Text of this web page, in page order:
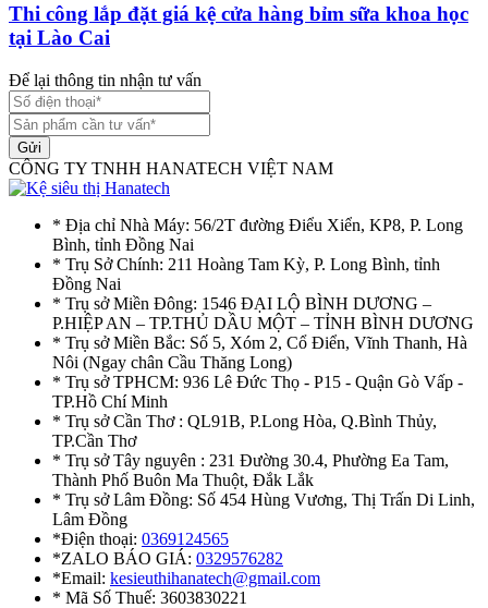
Thi công lắp đặt giá kệ cửa hàng bỉm sữa khoa học
tại Lào Cai
Để lại thông tin nhận tư vấn
Gửi
CÔNG TY TNHH HANATECH VIỆT NAM
* Địa chỉ Nhà Máy: 56/2T đường Điểu Xiển, KP8, P. Long
Bình, tỉnh Đồng Nai
* Trụ Sở Chính: 211 Hoàng Tam Kỳ, P. Long Bình, tỉnh
Đồng Nai
* Trụ sở Miền Đông: 1546 ĐẠI LỘ BÌNH DƯƠNG –
P.HIỆP AN – TP.THỦ DẦU MỘT – TỈNH BÌNH DƯƠNG
* Trụ sở Miền Bắc: Số 5, Xóm 2, Cổ Điển, Vĩnh Thanh, Hà
Nôi (Ngay chân Cầu Thăng Long)
* Trụ sở TPHCM: 936 Lê Đức Thọ - P15 - Quận Gò Vấp -
TP.Hồ Chí Minh
* Trụ sở Cần Thơ : QL91B, P.Long Hòa, Q.Bình Thủy,
TP.Cần Thơ
* Trụ sở Tây nguyên : 231 Đường 30.4, Phường Ea Tam,
Thành Phố Buôn Ma Thuột, Đắk Lắk
* Trụ sở Lâm Đồng: Số 454 Hùng Vương, Thị Trấn Di Linh,
Lâm Đồng
*Điện thoại: 0369124565
*ZALO BÁO GIÁ: 0329576282
*Email: kesieuthihanatech@gmail.com
* Mã Số Thuế: 3603830221